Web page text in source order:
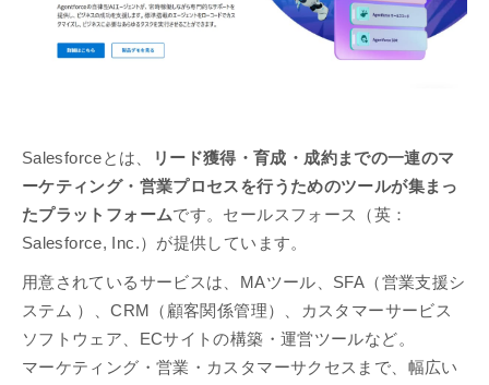
Salesforceとは、
リード獲得・育成・成約までの一連のマ
ーケティング・営業プロセスを行うためのツールが集まっ
たプラットフォームです。セールスフォース（英：
Salesforce, Inc.）が提供しています。
用意されているサービスは、MAツール、SFA（営業支援シ
ステム ）、CRM（顧客関係管理）、カスタマーサービス
ソフトウェア、ECサイトの構築・運営ツールなど。
マーケティング・営業・カスタマーサクセスまで、幅広い